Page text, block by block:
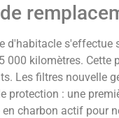
d'habitacle s'effectue
000 kilomètres. Cette
Les filtres nouvelle
protection : une
en charbon actif pour